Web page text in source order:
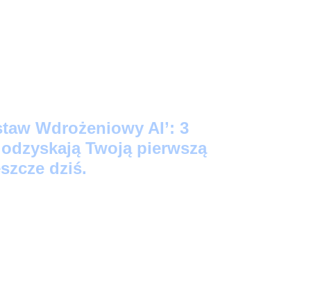
Wdrożeniowy AI’: 3
Twoją pierwszą
dziś.